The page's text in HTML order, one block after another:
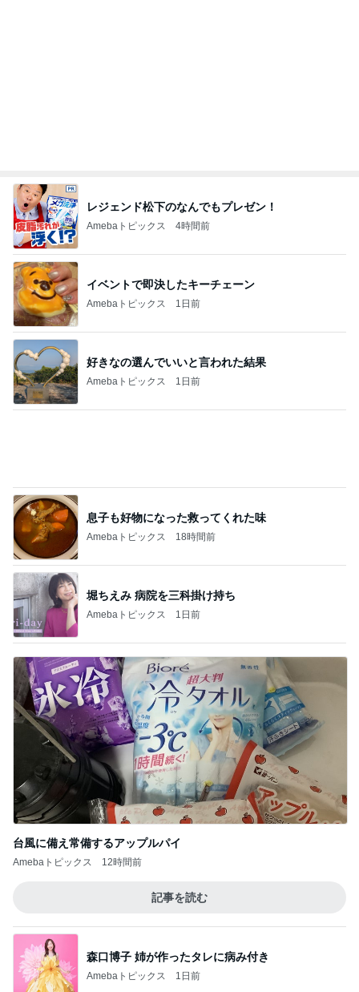
レジェンド松下のなんでもプレゼン！
Amebaトピックス 4時間前
イベントで即決したキーチェーン
Amebaトピックス 1日前
好きなの選んでいいと言われた結果
Amebaトピックス 1日前
息子も好物になった救ってくれた味
Amebaトピックス 18時間前
堀ちえみ 病院を三科掛け持ち
Amebaトピックス 1日前
台風に備え常備するアップルパイ
Amebaトピックス 12時間前
記事を読む
森口博子 姉が作ったタレに病み付き
Amebaトピックス 1日前